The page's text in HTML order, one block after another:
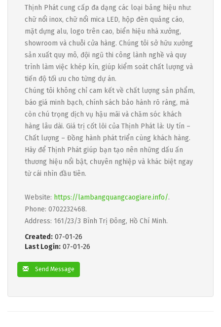
Thịnh Phát cung cấp đa dạng các loại bảng hiệu như:
chữ nổi inox, chữ nổi mica LED, hộp đèn quảng cáo,
mặt dựng alu, logo trên cao, biển hiệu nhà xưởng,
showroom và chuỗi cửa hàng. Chúng tôi sở hữu xưởng
sản xuất quy mô, đội ngũ thi công lành nghề và quy
trình làm việc khép kín, giúp kiểm soát chất lượng và
tiến độ tối ưu cho từng dự án.
Chúng tôi không chỉ cam kết về chất lượng sản phẩm,
báo giá minh bạch, chính sách bảo hành rõ ràng, mà
còn chú trọng dịch vụ hậu mãi và chăm sóc khách
hàng lâu dài. Giá trị cốt lõi của Thịnh Phát là: Uy tín –
Chất lượng – Đồng hành phát triển cùng khách hàng.
Hãy để Thịnh Phát giúp bạn tạo nên những dấu ấn
thương hiệu nổi bật, chuyên nghiệp và khác biệt ngay
từ cái nhìn đầu tiên.
Website: https://lambangquangcaogiare.info/.
Phone: 0702232468.
Address: 161/23/3 Bình Trị Đông, Hồ Chí Minh.
Created: 07-01-26
Last Login: 07-01-26
Send Message